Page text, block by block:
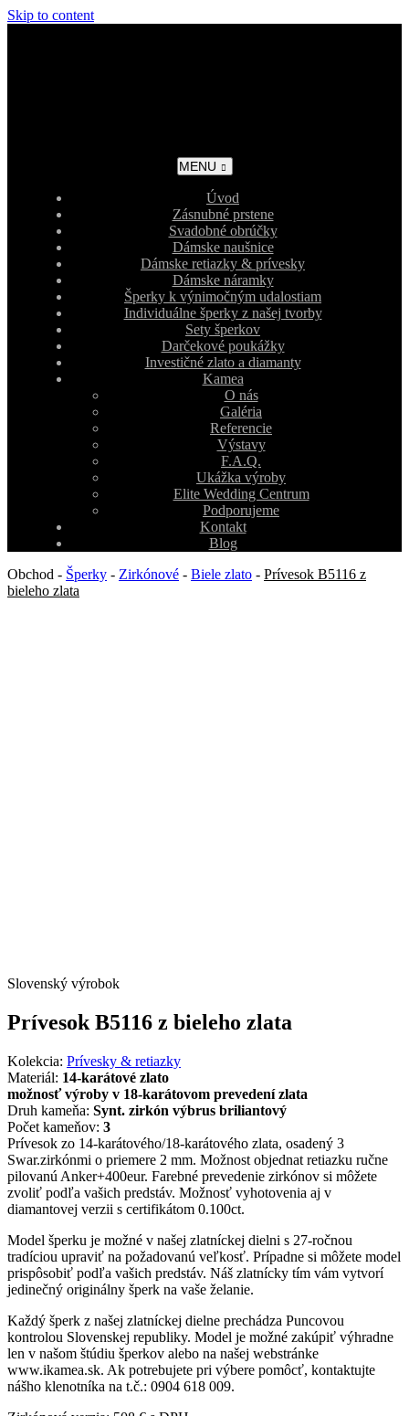
Skip to content
MENU
Úvod
Zásnubné prstene
Svadobné obrúčky
Dámske naušnice
Dámske retiazky & prívesky
Dámske náramky
Šperky k výnimočným udalostiam
Individuálne šperky z našej tvorby
Sety šperkov
Darčekové poukážky
Investičné zlato a diamanty
Kamea
O nás
Galéria
Referencie
Výstavy
F.A.Q.
Ukážka výroby
Elite Wedding Centrum
Podporujeme
Kontakt
Blog
Obchod - Šperky - Zirkónové - Biele zlato - Prívesok B5116 z
bieleho zlata
Slovenský výrobok
Prívesok B5116 z bieleho zlata
Kolekcia: Prívesky & retiazky
Materiál: 14-karátové zlato
možnosť výroby v 18-karátovom prevedení zlata
Druh kameňa: Synt. zirkón výbrus briliantový
Počet kameňov: 3
Prívesok zo 14-karátového/18-karátového zlata, osadený 3
Swar.zirkónmi o priemere 2 mm. Možnost objednat retiazku ručne
pilovanú Anker+400eur. Farebné prevedenie zirkónov si môžete
zvoliť podľa vašich predstáv. Možnosť vyhotovenia aj v
diamantovej verzii s certifikátom 0.100ct.
Model šperku je možné v našej zlatníckej dielni s 27-ročnou
tradíciou upraviť na požadovanú veľkosť. Prípadne si môžete model
prispôsobiť podľa vašich predstáv. Náš zlatnícky tím vám vytvorí
jedinečný originálny šperk na vaše želanie.
Každý šperk z našej zlatníckej dielne prechádza Puncovou
kontrolou Slovenskej republiky. Model je možné zakúpiť výhradne
len v našom štúdiu šperkov alebo na našej webstránke
www.ikamea.sk. Ak potrebujete pri výbere pomôcť, kontaktujte
nášho klenotníka na t.č.: 0904 618 009.